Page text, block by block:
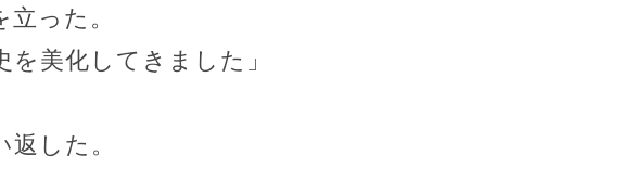
った。
美化してきました」
した。